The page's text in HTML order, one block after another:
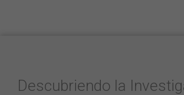
Descubriendo la